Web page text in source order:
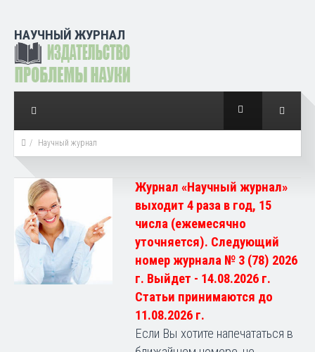
НАУЧНЫЙ ЖУРНАЛ
Научный журнал
Журнал «Научный журнал»
выходит 4 раза в год, 15
числа (ежемесячно
уточняется). Следующий
номер журнала № 3 (78) 2026
г. Выйдет - 14.08.2026 г.
Статьи принимаются до
11.08.2026 г.
Если Вы хотите напечататься в